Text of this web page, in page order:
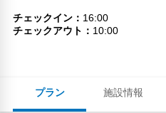
プラン 施設情報
チェックイン
16:00
チェックアウト
10:00